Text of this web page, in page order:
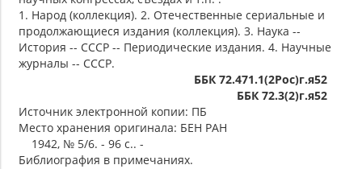
1. Народ (коллекция). 2. Отечественные сериальные и
продолжающиеся издания (коллекция). 3. Наука --
История -- СССР -- Периодические издания. 4. Научные
журналы -- СССР.
ББК 72.471.1(2Рос)г.я52
ББК 72.3(2)г.я52
Источник электронной копии: ПБ
Место хранения оригинала: БЕН РАН
1942, № 5/6. - 96 с.. -
Библиография в примечаниях.